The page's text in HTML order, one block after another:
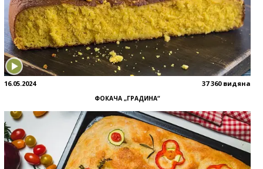
16.05.2024 37 360 видяна
ФОКАЧА „ГРАДИНА“